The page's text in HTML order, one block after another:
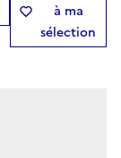
à ma
sélection